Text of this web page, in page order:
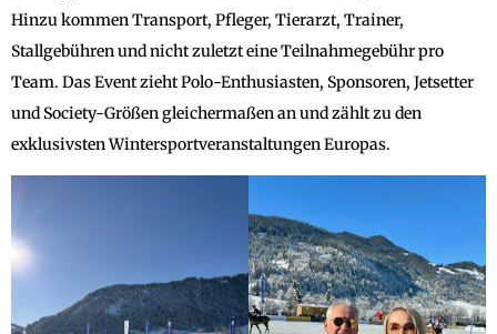
Hinzu kommen Transport, Pfleger, Tierarzt, Trainer,
Stallgebühren und nicht zuletzt eine Teilnahmegebühr pro
Team. Das Event zieht Polo-Enthusiasten, Sponsoren, Jetsetter
und Society-Größen gleichermaßen an und zählt zu den
exklusivsten Wintersportveranstaltungen Europas.